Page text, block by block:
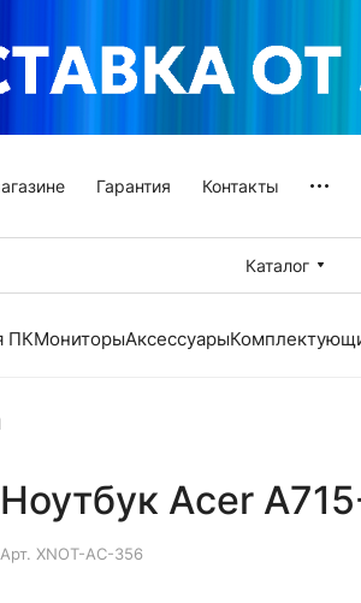
Гарантия Контакты
Каталог
ПКМониторыАксессуары
Ноутбук Acer
Арт. XNOT-AC-356